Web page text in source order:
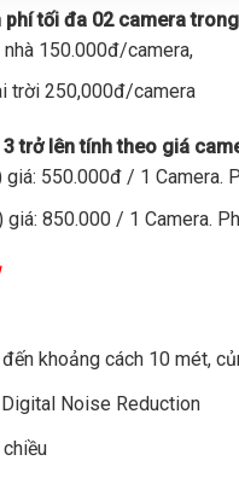
tối đa 02 camera
150.000đ/camera,
trời 250,000đ/camera
trở lên tính theo giá
giá: 550.000đ / 1 Camera.
giá: 850.000 / 1 Camera.
khoảng cách 10 mét,
Noise Reduction